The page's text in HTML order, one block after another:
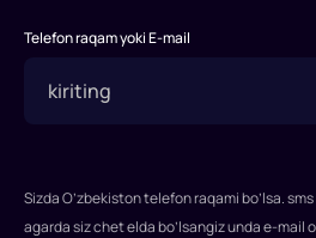
Ben
Amerikaning
dengiz
osti
Telefon raqam yoki E-mail
Sizda O’zbekiston telefon raqami bo’lsa.
agarda siz chet elda bo’lsangiz unda e-mail